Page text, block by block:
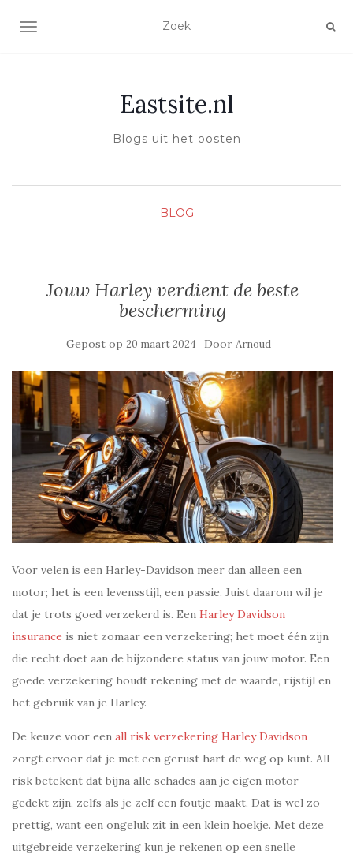
TOGGLE NAVIGATIE
Eastsite.nl
Blogs uit het oosten
BLOG
Jouw Harley verdient de beste
bescherming
Gepost op 20 maart 2024 Door Arnoud
Voor velen is een Harley-Davidson meer dan alleen een
motor; het is een levensstijl, een passie. Juist daarom wil je
dat je trots goed verzekerd is. Een Harley Davidson
insurance is niet zomaar een verzekering; het moet één zijn
die recht doet aan de bijzondere status van jouw motor. Een
goede verzekering houdt rekening met de waarde, rijstijl en
het gebruik van je Harley.
De keuze voor een all risk verzekering Harley Davidson
zorgt ervoor dat je met een gerust hart de weg op kunt. All
risk betekent dat bijna alle schades aan je eigen motor
gedekt zijn, zelfs als je zelf een foutje maakt. Dat is wel zo
prettig, want een ongeluk zit in een klein hoekje. Met deze
uitgebreide verzekering kun je rekenen op een snelle